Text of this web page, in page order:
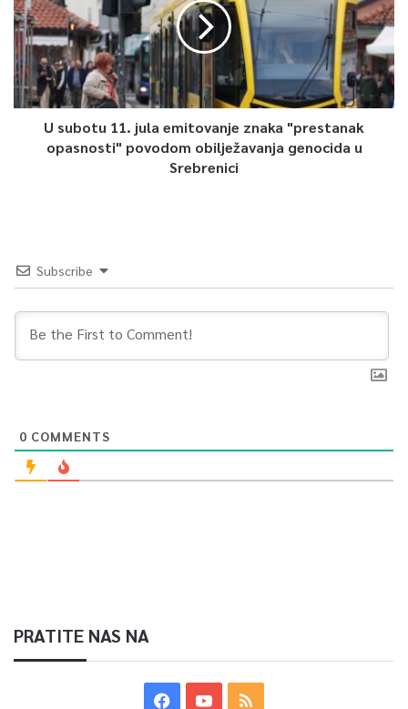
su skroman, ali iskren način da vam kažemo jedno veliko hvala
za sve živote koje ste spasili. I na ovome nećemo stati.
Humanost se njeguje primjerom, a vi ste najbolji primjer koji
naše društvo ima“, poručio je ministar Hasanović.
Kako navode iz Ministarstva zdravstva KS, neki heroji ne nose
uniforme niti traže priznanja, oni u tišini daruju ono što se ne
može proizvesti niti kupiti, a to je prilika za život. Upravo zato
Svečanosti su prisustvovale dopredsjedavajuća Skupštine KS
Jelena Pekić, zastupnica Belma Kapo i direktorica Zavoda za
transfuzijsku medicinu FBiH Aida Đozo.
U subotu 11. jula emitovanje znaka "prestanak
opasnosti" povodom obilježavanja genocida u
Srebrenici
Subscribe
0 COMMENTS
PRATITE NAS NA